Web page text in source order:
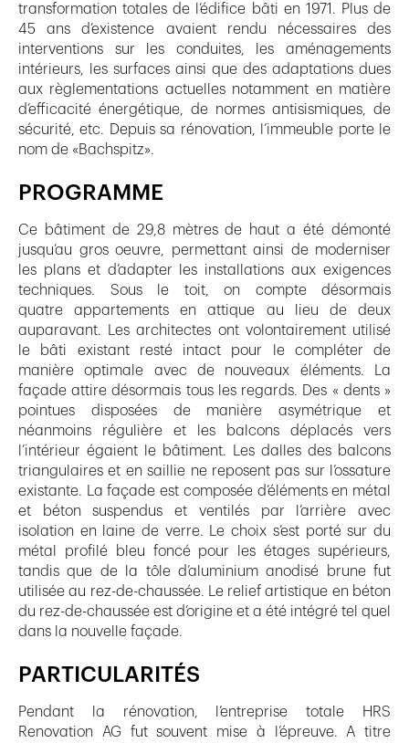
transformation totales de l’édifice bâti en 1971. Plus de
45 ans d’existence avaient rendu nécessaires des
interventions sur les conduites, les aménagements
intérieurs, les surfaces ainsi que des adaptations dues
aux règlementations actuelles notamment en matière
d’efficacité énergétique, de normes antisismiques, de
sécurité, etc. Depuis sa rénovation, l’immeuble porte le
nom de «Bachspitz».
PROGRAMME
Ce bâtiment de 29,8 mètres de haut a été démonté
jusqu’au gros oeuvre, permettant ainsi de moderniser
les plans et d’adapter les installations aux exigences
techniques. Sous le toit, on compte désormais
quatre appartements en attique au lieu de deux
auparavant. Les architectes ont volontairement utilisé
le bâti existant resté intact pour le compléter de
manière optimale avec de nouveaux éléments. La
façade attire désormais tous les regards. Des « dents »
pointues disposées de manière asymétrique et
néanmoins régulière et les balcons déplacés vers
l’intérieur égaient le bâtiment. Les dalles des balcons
triangulaires et en saillie ne reposent pas sur l’ossature
existante. La façade est composée d’éléments en métal
et béton suspendus et ventilés par l’arrière avec
isolation en laine de verre. Le choix s’est porté sur du
métal profilé bleu foncé pour les étages supérieurs,
tandis que de la tôle d’aluminium anodisé brune fut
utilisée au rez-de-chaussée. Le relief artistique en béton
du rez-de-chaussée est d’origine et a été intégré tel quel
dans la nouvelle façade.
PARTICULARITÉS
Pendant la rénovation, l’entreprise totale HRS
Renovation AG fut souvent mise à l’épreuve. A titre